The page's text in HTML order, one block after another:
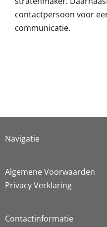
contactpersoon voor
communicatie.
Navigatie
Algemene Voorwaarden
Privacy Verklaring
Contactinformatie